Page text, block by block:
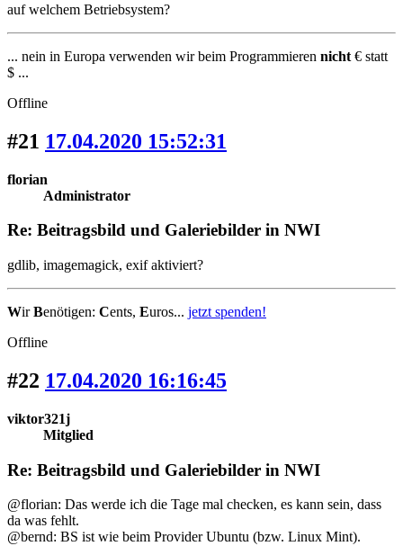
auf welchem Betriebsystem?
... nein in Europa verwenden wir beim Programmieren nicht € statt
$ ...
Offline
#21 17.04.2020 15:52:31
florian
Administrator
Re: Beitragsbild und Galeriebilder in NWI
gdlib, imagemagick, exif aktiviert?
WirBenötigen: Cents, Euros... jetzt spenden!
Offline
#22 17.04.2020 16:16:45
viktor321j
Mitglied
Re: Beitragsbild und Galeriebilder in NWI
@florian: Das werde ich die Tage mal checken, es kann sein, dass
da was fehlt.
@bernd: BS ist wie beim Provider Ubuntu (bzw. Linux Mint).